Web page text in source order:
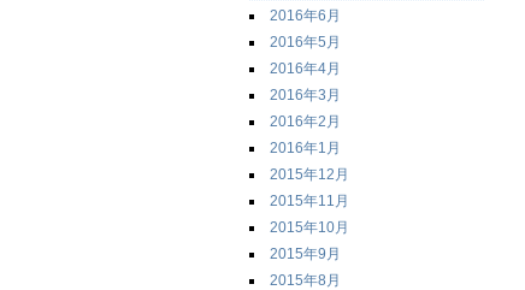
2016年6月
2016年5月
2016年4月
2016年3月
2016年2月
2016年1月
2015年12月
2015年11月
2015年10月
2015年9月
2015年8月